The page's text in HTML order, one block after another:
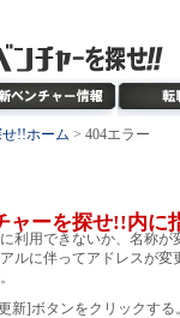
!!ホーム > 404エラー
ャーを探せ!!内に
利用できないか、名称が
ルに伴ってアドレスが変
新]ボタンをクリックする。